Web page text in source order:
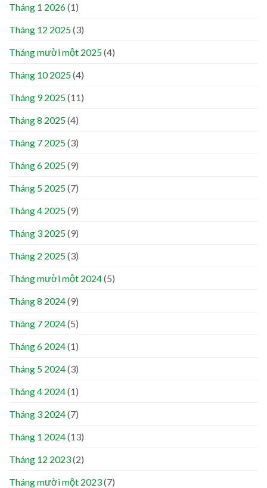
Tháng 1 2026(1)
Tháng 12 2025(3)
Tháng mười một 2025(4)
Tháng 10 2025(4)
Tháng 9 2025(11)
Tháng 8 2025(4)
Tháng 7 2025(3)
Tháng 6 2025(9)
Tháng 5 2025(7)
Tháng 4 2025(9)
Tháng 3 2025(9)
Tháng 2 2025(3)
Tháng mười một 2024(5)
Tháng 8 2024(9)
Tháng 7 2024(5)
Tháng 6 2024(1)
Tháng 5 2024(3)
Tháng 4 2024(1)
Tháng 3 2024(7)
Tháng 1 2024(13)
Tháng 12 2023(2)
Tháng mười một 2023(7)